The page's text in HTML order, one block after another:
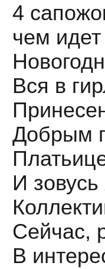
4
чем идет
Вся в
Добрым
И
Сейчас,
В